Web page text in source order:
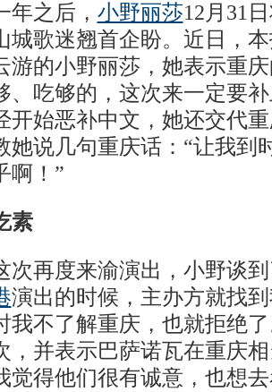
之后， 小野丽莎12月31
城歌迷翘首企盼。近日，
游的小野丽莎，她表示重
、吃够的，这次来一定要
开始恶补中文，她还交代
她说几句重庆话：“让我到
啊！”
再度来渝演出，小野谈到
演出的时候，主办方就找
我不了解重庆，也就拒绝
，并表示巴萨诺瓦在重庆
觉得他们很有诚意，也想